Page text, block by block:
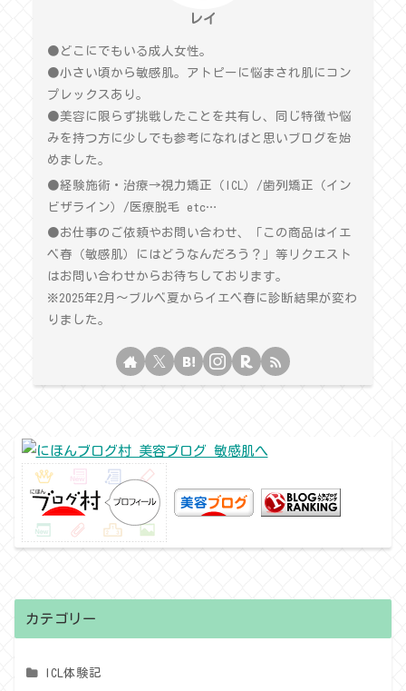
レイ
●どこにでもいる成人女性。
●小さい頃から敏感肌。アトピーに悩まされ肌にコン
プレックスあり。
●美容に限らず挑戦したことを共有し、同じ特徴や悩
みを持つ方に少しでも参考になればと思いブログを始
めました。
●経験施術・治療→視力矯正（ICL）/歯列矯正（イン
ビザライン）/医療脱毛 etc…
●お仕事のご依頼やお問い合わせ、「この商品はイエ
ベ春（敏感肌）にはどうなんだろう？」等リクエスト
はお問い合わせからお待ちしております。
※2025年2月〜ブルベ夏からイエベ春に診断結果が変わ
りました。
カテゴリー
ICL体験記